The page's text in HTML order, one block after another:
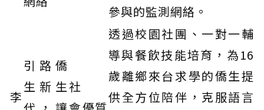
參與的監測網絡。
李
引路僑
生新生社
透過校園社團、一對一輔
導與餐飲技能培育，為16
歲離鄉來台求學的僑生提
供全方位陪伴，克服語言